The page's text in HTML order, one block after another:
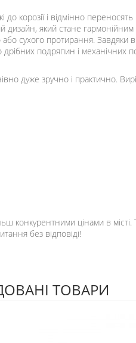
корозії і відмінно
дизайн, який стане
сухого протирання. Завдяки
подряпин і механічних
дуже зручно і практично.
конкурентними цінами в
без відповіді!
ТОВАРИ